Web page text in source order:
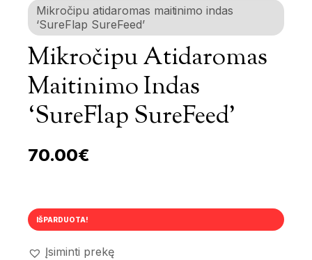
Mikročipu atidaromas maitinimo indas
‘SureFlap SureFeed’
Mikročipu Atidaromas
Maitinimo Indas
‘SureFlap SureFeed’
70.00€
IŠPARDUOTA!
Įsiminti prekę